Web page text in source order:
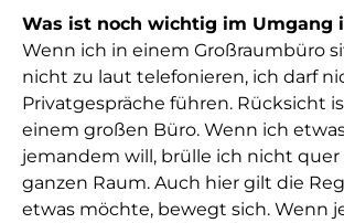
Was ist noch wichtig im Umgang
Wenn ich in einem Großraumbüro
nicht zu laut telefonieren, ich darf
Privatgespräche führen. Rücksicht
einem großen Büro. Wenn ich
jemandem will, brülle ich nicht
ganzen Raum. Auch hier gilt die
etwas möchte, bewegt sich. Wenn